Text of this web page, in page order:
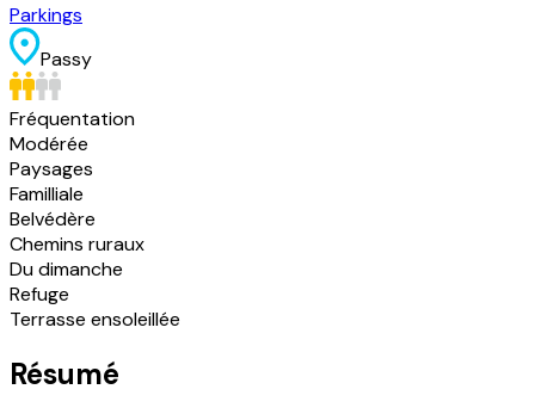
Parkings
Passy
Fréquentation
Modérée
Paysages
Familliale
Belvédère
Chemins ruraux
Du dimanche
Refuge
Terrasse ensoleillée
Résumé